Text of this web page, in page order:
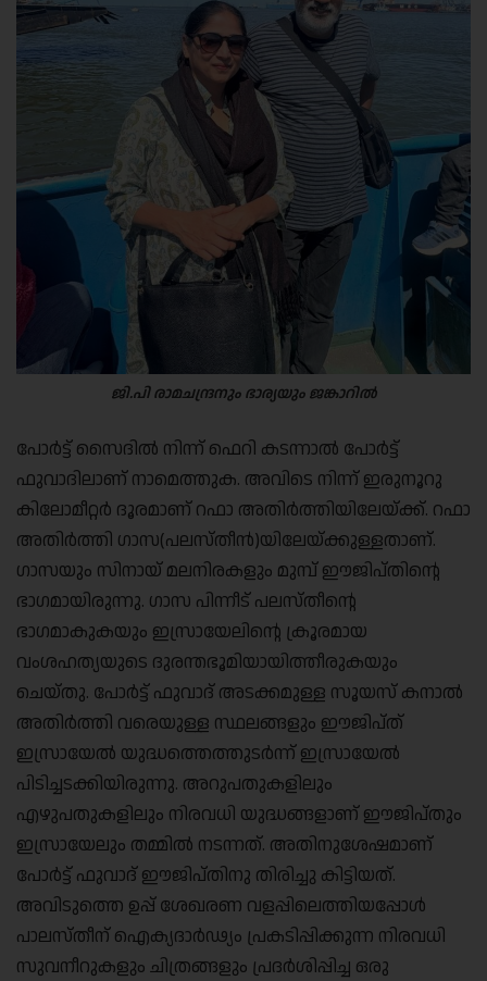
ജി.പി രാമചന്ദ്രനും ഭാര്യയും ജങ്കാറിൽ
പോർട്ട് സൈദിൽ നിന്ന്‌ ഫെറി കടന്നാൽ പോർട്ട്
ഫുവാദിലാണ് നാമെത്തുക. അവിടെ നിന്ന് ഇരുനൂറു
കിലോമീറ്റർ ദൂരമാണ് റഫാ അതിർത്തിയിലേയ്ക്ക്. റഫാ
അതിർത്തി ഗാസ(പലസ്തീൻ)യിലേയ്ക്കുള്ളതാണ്.
ഗാസയും സിനായ് മലനിരകളും മുമ്പ് ഈജിപ്തിന്റെ
ഭാഗമായിരുന്നു. ഗാസ പിന്നീട് പലസ്തീന്റെ
ഭാഗമാകുകയും ഇസ്രായേലിന്റെ ക്രൂരമായ
വംശഹത്യയുടെ ദുരന്തഭൂമിയായിത്തീരുകയും
ചെയ്തു. പോർട്ട് ഫുവാദ് അടക്കമുള്ള സൂയസ് കനാൽ
അതിർത്തി വരെയുള്ള സ്ഥലങ്ങളും ഈജിപ്ത്
ഇസ്രായേൽ യുദ്ധത്തെത്തുടർന്ന് ഇസ്രായേൽ
പിടിച്ചടക്കിയിരുന്നു. അറുപതുകളിലും
എഴുപതുകളിലും നിരവധി യുദ്ധങ്ങളാണ്‌ ഈജിപ്തും
ഇസ്രായേലും തമ്മിൽ നടന്നത്‌. അതിനുശേഷമാണ്
പോർട്ട് ഫുവാദ് ഈജിപ്തിനു തിരിച്ചു കിട്ടിയത്.
അവിടുത്തെ ഉപ്പ് ശേഖരണ വളപ്പിലെത്തിയപ്പോൾ
പാലസ്തീന് ഐക്യദാർഢ്യം പ്രകടിപ്പിക്കുന്ന നിരവധി
സുവനീറുകളും ചിത്രങ്ങളും പ്രദർശിപ്പിച്ച ഒരു